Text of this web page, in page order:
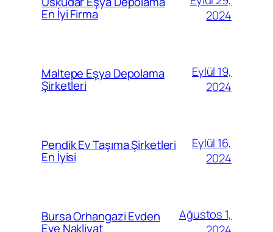
En İyi Firma
2024
Maltepe Eşya Depolama
Şirketleri
Eylül 19,
2024
Pendik Ev Taşıma Şirketleri
En İyisi
Eylül 16,
2024
Bursa Orhangazi Evden
Eve Nakliyat
Ağustos 1,